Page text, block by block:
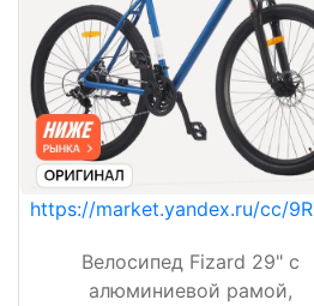
https://market.yandex.ru/cc/
Велосипед Fizard 29" с
алюминиевой рамой,